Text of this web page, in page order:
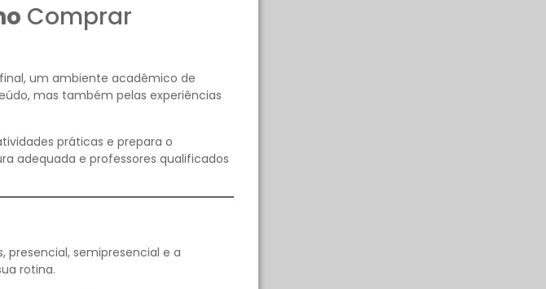
Comprar
um ambiente acadêmico de
mas também pelas experiências
práticas e prepara o
adequada e professores qualificados
presencial, semipresencial e a
rotina.